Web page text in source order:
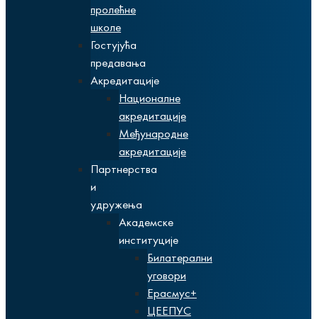
пролећне
школе
Гостујућа
предавања
Акредитације
Националне
акредитације
Међународне
акредитације
Партнерства
и
удружења
Академске
институције
Билатерални
уговори
Ерасмус+
ЦЕЕПУС